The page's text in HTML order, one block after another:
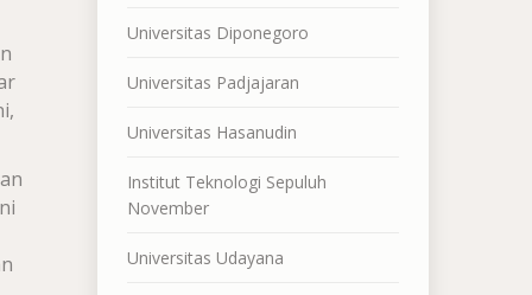
Universitas Diponegoro
Universitas Padjajaran
Universitas Hasanudin
Institut Teknologi Sepuluh
November
Universitas Udayana